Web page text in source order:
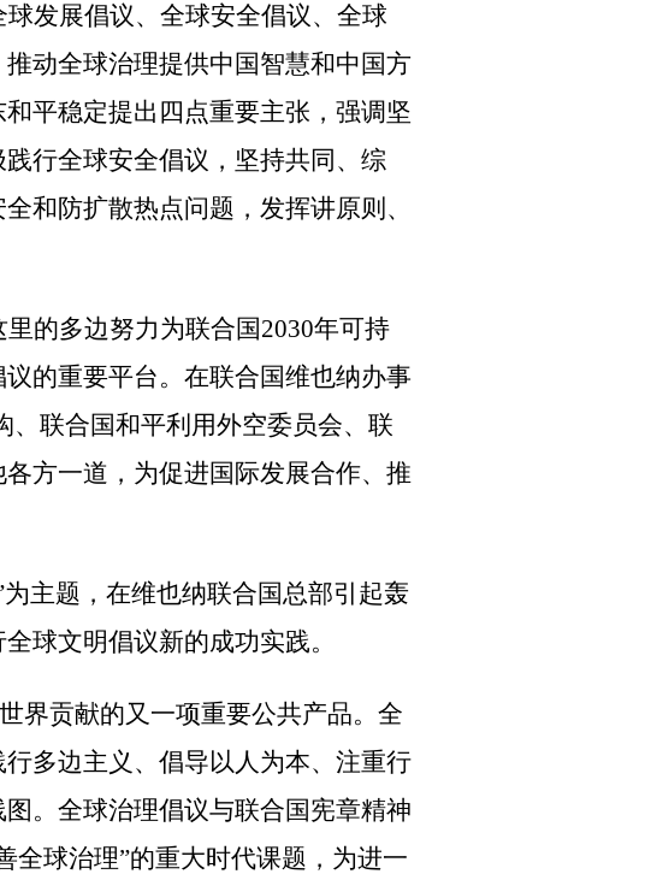
发展倡议、全球安全倡议、全球
动全球治理提供中国智慧和中国方
平稳定提出四点重要主张，强调坚
行全球安全倡议，坚持共同、综
和防扩散热点问题，发挥讲原则、
的多边努力为联合国2030年可持
的重要平台。在联合国维也纳办事
联合国和平利用外空委员会、联
方一道，为促进国际发展合作、推
主题，在维也纳联合国总部引起轰
球文明倡议新的成功实践。
界贡献的又一项重要公共产品。全
多边主义、倡导以人为本、注重行
。全球治理倡议与联合国宪章精神
全球治理”的重大时代课题，为进一